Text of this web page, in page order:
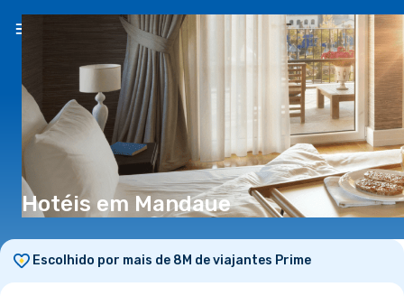
PT(€)
Hotéis em Mandaue
Escolhido por mais de 8M de viajantes Prime